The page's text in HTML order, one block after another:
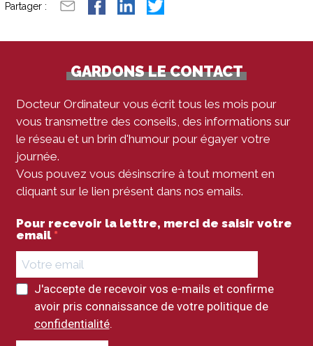
Partager :
GARDONS LE CONTACT
Docteur Ordinateur vous écrit tous les mois pour
vous transmettre des conseils, des informations sur
le réseau et un brin d'humour pour égayer votre
journée.
Vous pouvez vous désinscrire à tout moment en
cliquant sur le lien présent dans nos emails.
Pour recevoir la lettre, merci de saisir votre
email
J'accepte de recevoir vos e-mails et confirme
avoir pris connaissance de votre politique de
confidentialité.